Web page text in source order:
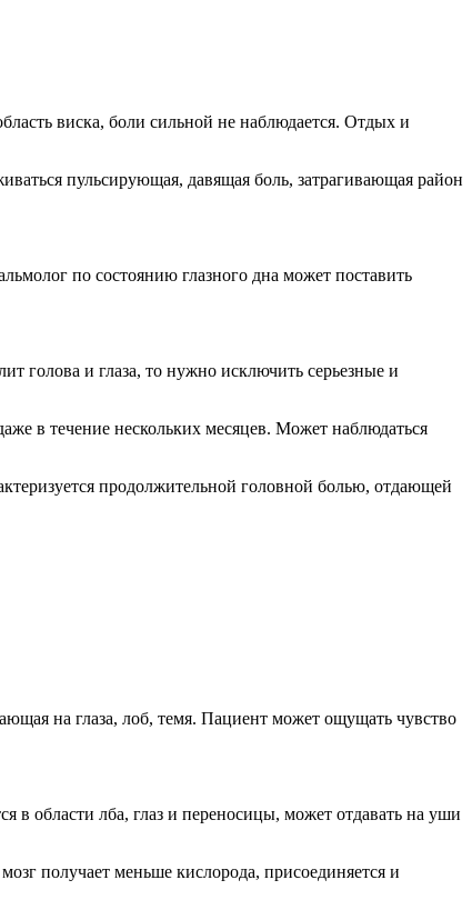
виска, боли сильной не наблюдается. Отдых и
пульсирующая, давящая боль, затрагивающая район
по состоянию глазного дна может поставить
голова и глаза, то нужно исключить серьезные и
в течение нескольких месяцев. Может наблюдаться
продолжительной головной болью, отдающей
на глаза, лоб, темя. Пациент может ощущать чувство
в области лба, глаз и переносицы, может отдавать на уши
получает меньше кислорода, присоединяется и